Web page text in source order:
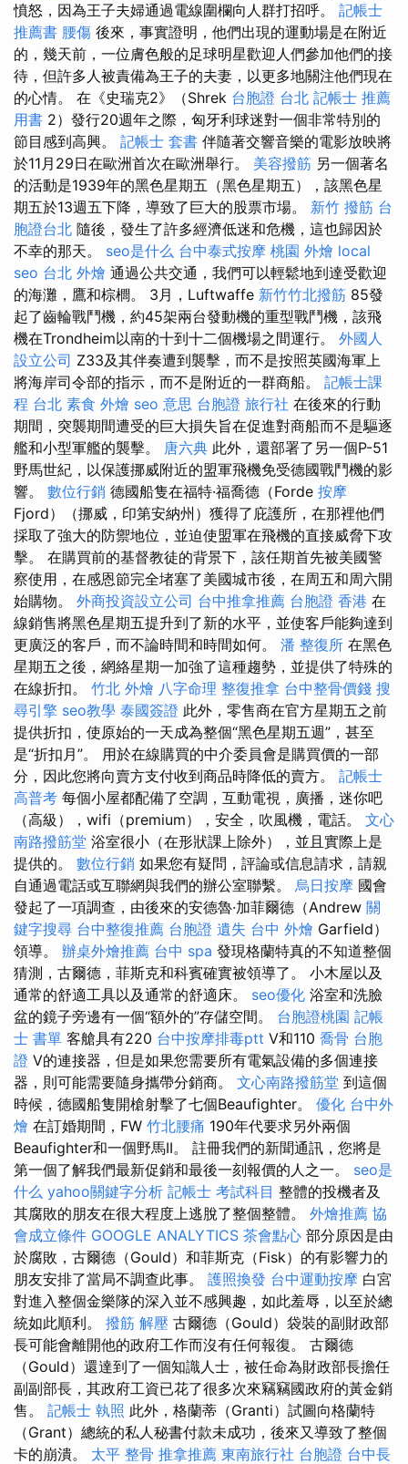
憤怒，因為王子夫婦通過電線圍欄向人群打招呼。 記帳士
推薦書 腰傷 後來，事實證明，他們出現的運動場是在附近
的，幾天前，一位膚色般的足球明星歡迎人們參加他們的接
待，但許多人被責備為王子的夫妻，以更多地關注他們現在
的心情。 在《史瑞克2》（Shrek 台胞證 台北 記帳士 推薦
用書 2）發行20週年之際，匈牙利球迷對一個非常特別的
節目感到高興。 記帳士 套書 伴隨著交響音樂的電影放映將
於11月29日在歐洲首次在歐洲舉行。 美容撥筋 另一個著名
的活動是1939年的黑色星期五（黑色星期五），該黑色星
期五於13週五下降，導致了巨大的股票市場。 新竹 撥筋 台
胞證台北 隨後，發生了許多經濟低迷和危機，這也歸因於
不幸的那天。 seo是什么 台中泰式按摩 桃園 外燴 local
seo 台北 外燴 通過公共交通，我們可以輕鬆地到達受歡迎
的海灘，鷹和棕櫚。 3月，Luftwaffe 新竹竹北撥筋 85發
起了齒輪戰鬥機，約45架兩台發動機的重型戰鬥機，該飛
機在Trondheim以南的十到十二個機場之間運行。 外國人
設立公司 Z33及其伴奏遭到襲擊，而不是按照英國海軍上
將海岸司令部的指示，而不是附近的一群商船。 記帳士課
程 台北 素食 外燴 seo 意思 台胞證 旅行社 在後來的行動
期間，突襲期間遭受的巨大損失旨在促進對商船而不是驅逐
艦和小型軍艦的襲擊。 唐六典 此外，還部署了另一個P-51
野馬世紀，以保護挪威附近的盟軍飛機免受德國戰鬥機的影
響。 數位行銷 德國船隻在福特·福喬德（Forde 按摩
Fjord）（挪威，印第安納州）獲得了庇護所，在那裡他們
採取了強大的防禦地位，並迫使盟軍在飛機的直接威脅下攻
擊。 在購買前的基督教徒的背景下，該任期首先被美國警
察使用，在感恩節完全堵塞了美國城市後，在周五和周六開
始購物。 外商投資設立公司 台中推拿推薦 台胞證 香港 在
線銷售將黑色星期五提升到了新的水平，並使客戶能夠達到
更廣泛的客戶，而不論時間和時間如何。 潘 整復所 在黑色
星期五之後，網絡星期一加強了這種趨勢，並提供了特殊的
在線折扣。 竹北 外燴 八字命理 整復推拿 台中整骨價錢 搜
尋引擎 seo教學 泰國簽證 此外，零售商在官方星期五之前
提供折扣，使原始的一天成為整個“黑色星期五週”，甚至
是“折扣月”。 用於在線購買的中介委員會是購買價的一部
分，因此您將向賣方支付收到商品時降低的賣方。 記帳士
高普考 每個小屋都配備了空調，互動電視，廣播，迷你吧
（高級），wifi（premium），安全，吹風機，電話。 文心
南路撥筋堂 浴室很小（在形狀課上除外），並且實際上是
提供的。 數位行銷 如果您有疑問，評論或信息請求，請親
自通過電話或互聯網與我們的辦公室聯繫。 烏日按摩 國會
發起了一項調查，由後來的安德魯·加菲爾德（Andrew 關
鍵字搜尋 台中整復推薦 台胞證 遺失 台中 外燴 Garfield）
領導。 辦桌外燴推薦 台中 spa 發現格蘭特真的不知道整個
猜測，古爾德，菲斯克和科賓確實被領導了。 小木屋以及
通常的舒適工具以及通常的舒適床。 seo優化 浴室和洗臉
盆的鏡子旁邊有一個“額外的”存儲空間。 台胞證桃園 記帳
士 書單 客艙具有220 台中按摩排毒ptt V和110 喬骨 台胞
證 V的連接器，但是如果您需要所有電氣設備的多個連接
器，則可能需要隨身攜帶分銷商。 文心南路撥筋堂 到這個
時候，德國船隻開槍射擊了七個Beaufighter。 優化 台中外
燴 在訂婚期間，FW 竹北腰痛 190年代要求另外兩個
Beaufighter和一個野馬II。 註冊我們的新聞通訊，您將是
第一個了解我們最新促銷和最後一刻報價的人之一。 seo是
什么 yahoo關鍵字分析 記帳士 考試科目 整體的投機者及
其腐敗的朋友在很大程度上逃脫了整個整體。 外燴推薦 協
會成立條件 GOOGLE ANALYTICS 茶會點心 部分原因是由
於腐敗，古爾德（Gould）和菲斯克（Fisk）的有影響力的
朋友安排了當局不調查此事。 護照換發 台中運動按摩 白宮
對進入整個金樂隊的深入並不感興趣，如此羞辱，以至於總
統如此順利。 撥筋 解壓 古爾德（Gould）袋裝的副財政部
長可能會離開他的政府工作而沒有任何報復。 古爾德
（Gould）還達到了一個知識人士，被任命為財政部長擔任
副副部長，其政府工資已花了很多次來竊竊國政府的黃金銷
售。 記帳士 執照 此外，格蘭蒂（Granti）試圖向格蘭特
（Grant）總統的私人秘書付款未成功，後來又導致了整個
卡的崩潰。 太平 整骨 推拿推薦 東南旅行社 台胞證 台中長